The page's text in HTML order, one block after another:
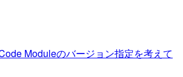
Moduleのバージョン指定を考えて